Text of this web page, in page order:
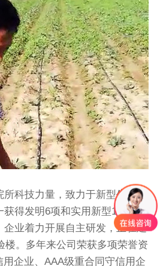
所科技力量，致力于新型生物肥
得发明6项和实用新型15项，全
企业着力开展自主研发，正在建
楼。多年来公司荣获多项荣誉资
企业、AAA级重合同守信用企